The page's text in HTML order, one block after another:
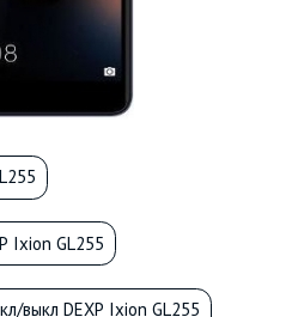
Ixion GL255
выкл DEXP Ixion GL255